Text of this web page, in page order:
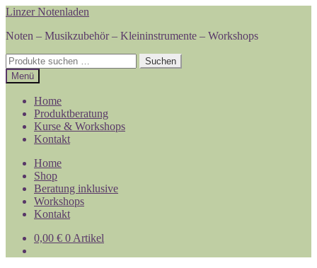
Zur
springen
Zum
springen
Linzer Notenladen
Noten – Musikzubehör – Kleininstrumente – Workshops
Suchen
nach:
Suchen
Menü
Home
Produktberatung
Kurse & Workshops
Kontakt
Home
Shop
Beratung inklusive
Workshops
Kontakt
0,00 € 0 Artikel